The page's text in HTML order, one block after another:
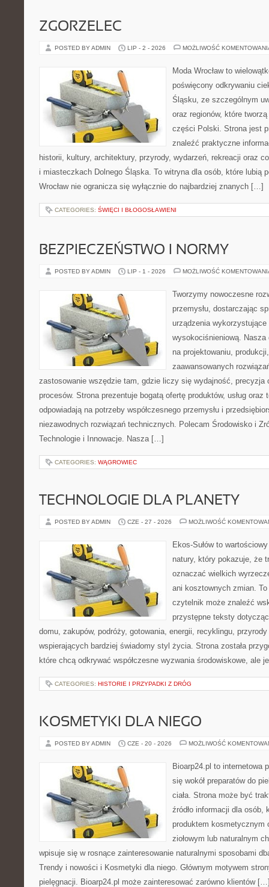
ZGORZELEC
POSTED BY ADMIN LIP - 2 - 2026 MOŻLIWOŚĆ
Moda Wrocław to
poświęcony odkrywaniu
Śląsku, ze szczególnym
oraz regionów, które
części Polski. Strona jest
znaleźć praktyczne
historii, kultury, architektury, przyrody, wydarzeń, rekreacji oraz
i miasteczkach Dolnego Śląska. To witryna dla osób, które lubią
Wrocław nie ogranicza się wyłącznie do najbardziej znanych […]
CATEGORIES: ŚWIĘCI I BŁOGOSŁAWIENI
BEZPIECZEŃSTWO I NORMY
POSTED BY ADMIN LIP - 1 - 2026 MOŻLIWOŚĆ
Tworzymy nowoczesne
przemysłu, dostarczając
urządzenia wykorzystujące
wysokociśnieniową. Nasza
na projektowaniu,
zaawansowanych
zastosowanie wszędzie tam, gdzie liczy się wydajność, precyzja
procesów. Strona prezentuje bogatą ofertę produktów, usług oraz
odpowiadają na potrzeby współczesnego przemysłu i
niezawodnych rozwiązań technicznych. Polecam Środowisko i
Technologie i Innowacje. Nasza […]
CATEGORIES: WĄGROWIEC
TECHNOLOGIE DLA PLANETY
POSTED BY ADMIN CZE - 27 - 2026 MOŻLIWOŚĆ
Ekos-Sułów to
natury, który pokazuje, że
oznaczać wielkich
ani kosztownych zmian.
czytelnik może znaleźć
przystępne teksty
domu, zakupów, podróży, gotowania, energii, recyklingu,
wspierających bardziej świadomy styl życia. Strona została
które chcą odkrywać współczesne wyzwania środowiskowe, ale
CATEGORIES: HISTORIE I PRZYPADKI Z DRÓG
KOSMETYKI DLA NIEGO
POSTED BY ADMIN CZE - 20 - 2026 MOŻLIWOŚĆ
Bioarp24.pl to internetowa
się wokół preparatów do
ciała. Strona może być
źródło informacji dla osób,
produktem kosmetycznym
ziołowym lub naturalnym
wpisuje się w rosnące zainteresowanie naturalnymi sposobami
Trendy i nowości i Kosmetyki dla niego. Głównym motywem
pielęgnacji. Bioarp24.pl może zainteresować zarówno klientów